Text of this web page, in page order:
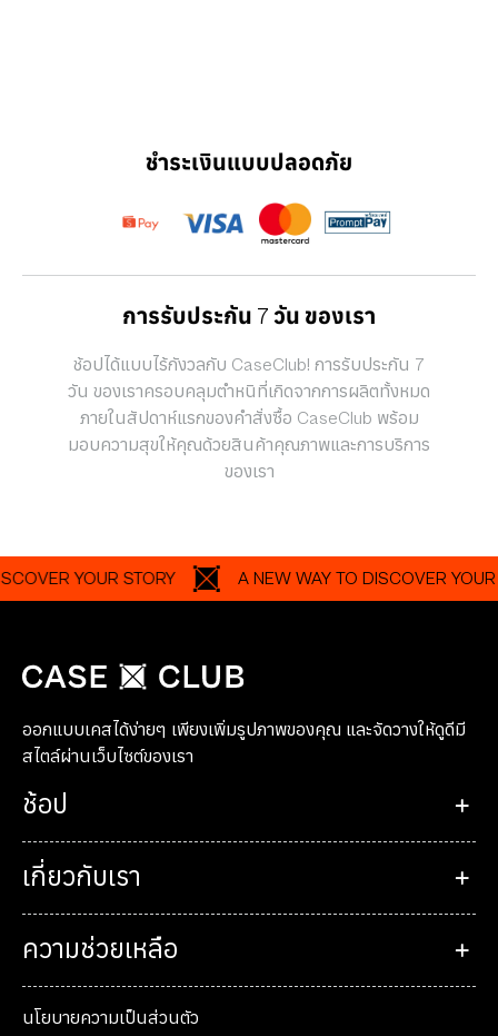
ชำระเงินแบบปลอดภัย
การรับประกัน 7 วัน ของเรา
ช้อปได้แบบไร้กังวลกับ CaseClub! การรับประกัน 7
วัน ของเราครอบคลุมตำหนิที่เกิดจากการผลิตทั้งหมด
ภายในสัปดาห์แรกของคำสั่งซื้อ CaseClub พร้อม
มอบความสุขให้คุณด้วยสินค้าคุณภาพและการบริการ
ของเรา
YOUR STORY A NEW WAY TO DISCOVER YOUR
ออกแบบเคสได้ง่ายๆ เพียงเพิ่มรูปภาพของคุณ และจัดวางให้ดูดีมี
สไตล์ผ่านเว็บไซต์ของเรา
ช้อป
เกี่ยวกับเรา
ความช่วยเหลือ
นโยบายความเป็นส่วนตัว